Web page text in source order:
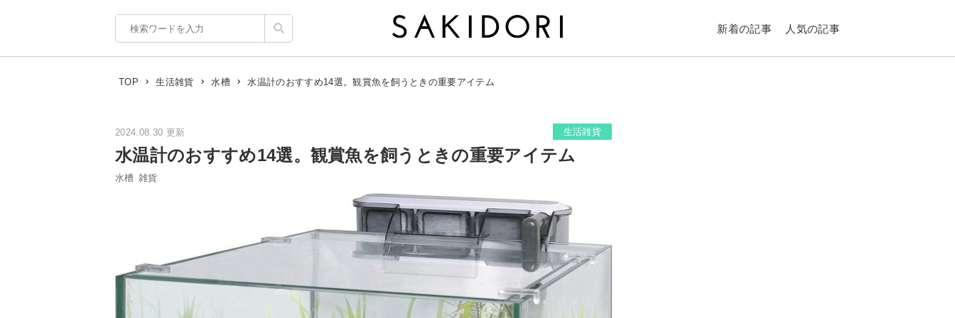
新着の記事 人気の記事
TOP 生活雑貨 水槽 水温計のおすすめ14選。観賞魚を飼うときの重要アイテム
2024.08.30 更新 生活雑貨
水温計のおすすめ14選。観賞魚を飼うときの重要アイテム
水槽 雑貨